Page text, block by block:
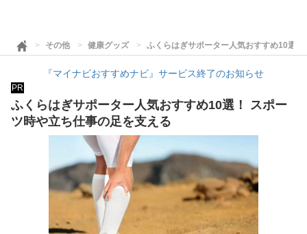
その他 健康グッズ ふくらはぎサポーター人気おすすめ10選
『マイナビおすすめナビ』サービス終了のお知らせ
PR
ふくらはぎサポーター人気おすすめ10選！ スポー
ツ時や立ち仕事の足を支える